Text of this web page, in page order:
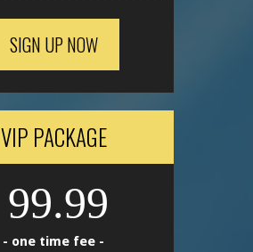
SIGN UP NOW
VIP PACKAGE
99.99
- one time fee -